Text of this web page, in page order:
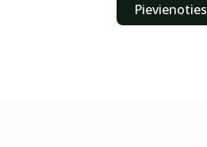
Pievienoties